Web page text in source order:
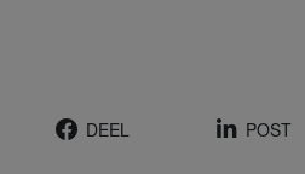
DEEL POST